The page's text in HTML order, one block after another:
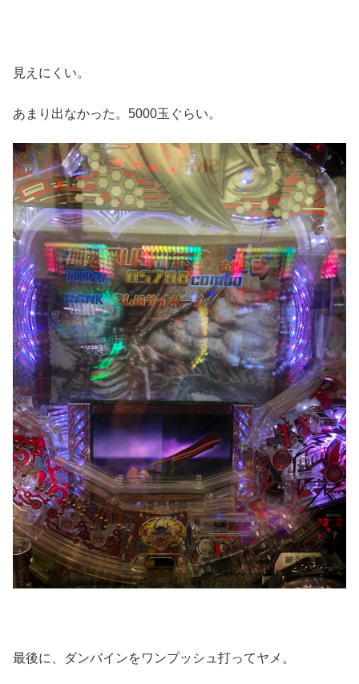
見えにくい。
あまり出なかった。5000玉ぐらい。
最後に、ダンバインをワンプッシュ打ってヤメ。